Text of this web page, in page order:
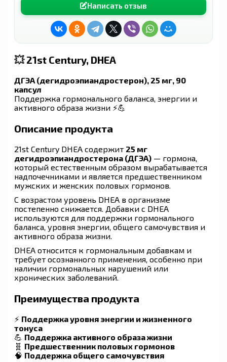
Написать отзыв
💥21st Century, DHEA
ДГЭА (дегидроэпиандростерон), 25 мг, 90
капсул
Поддержка гормонального баланса, энергии и
активного образа жизни ⚡💪
Описание продукта
21st Century DHEA содержит 25 мг
дегидроэпиандростерона (ДГЭА) — гормона,
который естественным образом вырабатывается
надпочечниками и является предшественником
мужских и женских половых гормонов.
С возрастом уровень DHEA в организме
постепенно снижается. Добавки с DHEA
используются для поддержки гормонального
баланса, уровня энергии, общего самочувствия и
активного образа жизни.
DHEA относится к гормональным добавкам и
требует осознанного применения, особенно при
наличии гормональных нарушений или
хронических заболеваний.
Преимущества продукта
⚡ Поддержка уровня энергии и жизненного
тонуса
💪 Поддержка активного образа жизни
🧬 Предшественник половых гормонов
🧠 Поддержка общего самочувствия